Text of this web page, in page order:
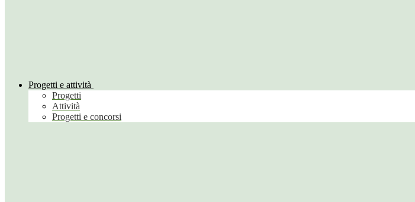
Progetti e attività
Progetti
Attività
Progetti e concorsi